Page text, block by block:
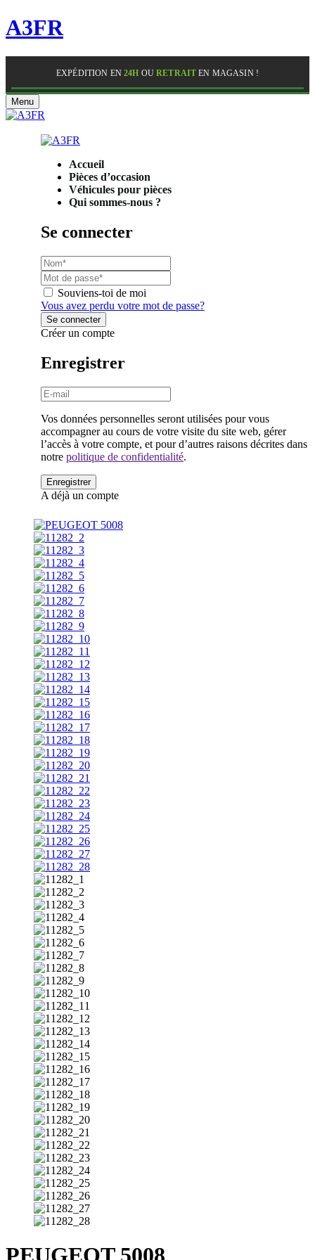
A3FR
EXPÉDITION EN24H OURETRAIT EN MAGASIN !
Menu
Accueil
Pièces d’occasion
Véhicules pour pièces
Qui sommes-nous ?
Se connecter
Souviens-toi de moi
Vous avez perdu votre mot de passe?
Créer un compte
Enregistrer
Vos données personnelles seront utilisées pour vous
accompagner au cours de votre visite du site web, gérer
l’accès à votre compte, et pour d’autres raisons décrites dans
notre politique de confidentialité.
A déjà un compte